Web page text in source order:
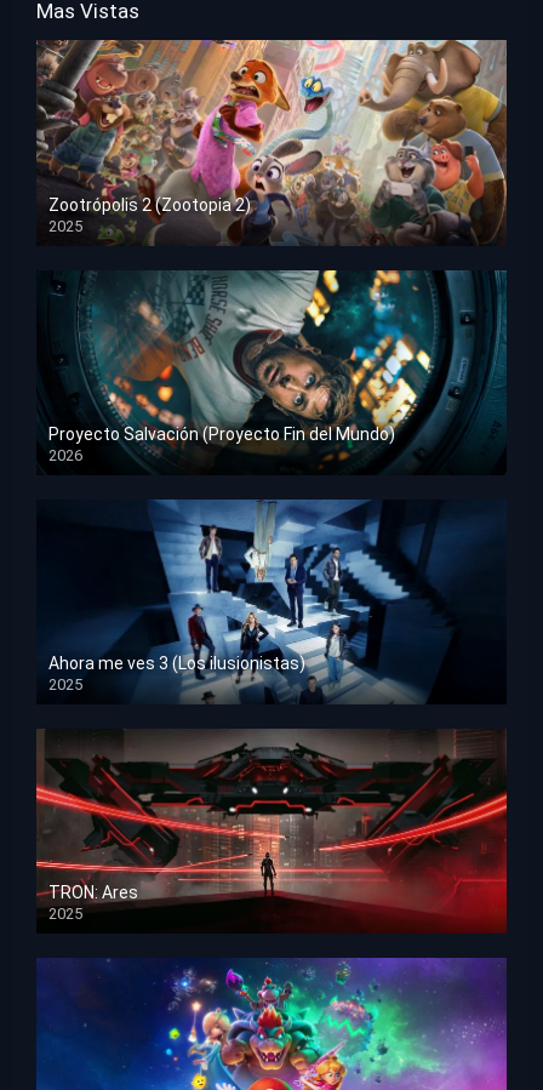
Mas Vistas
Zootrópolis 2 (Zootopia 2)
2025
HD 1080p
Proyecto Salvación (Proyecto Fin del Mundo)
2026
HD 1080p
Ahora me ves 3 (Los ilusionistas)
2025
HD 1080p
TRON: Ares
2025
HD 1080p